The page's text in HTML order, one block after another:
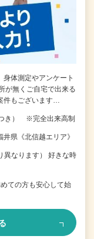
体測定やアンケート
が無くご自宅で出来る
件もございます…
き） ※完全出来高制
県《北信越エリア》
異なります） 好きな時
ての方も安心して始